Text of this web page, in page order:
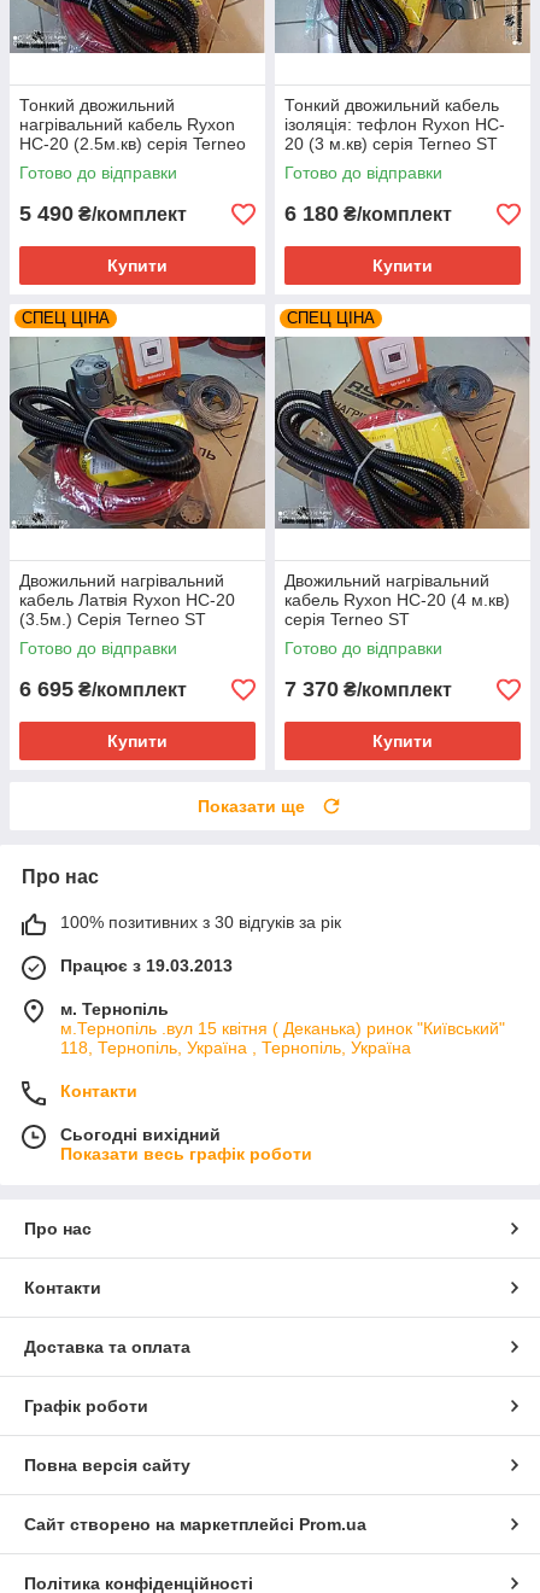
Тонкий двожильний
нагрівальний кабель Ryxon
HC-20 (2.5м.кв) серія Terneo
ST
Готово до відправки
5 490 ₴/комплект
Купити
Тонкий двожильний кабель
ізоляція: тефлон Ryxon HC-
20 (3 м.кв) серія Terneo ST
Готово до відправки
6 180 ₴/комплект
Купити
СПЕЦ ЦІНА
Двожильний нагрівальний
кабель Латвія Ryxon HC-20
(3.5м.) Серія Terneo ST
Готово до відправки
6 695 ₴/комплект
Купити
СПЕЦ ЦІНА
Двожильний нагрівальний
кабель Ryxon HC-20 (4 м.кв)
серія Terneo ST
Готово до відправки
7 370 ₴/комплект
Купити
Показати ще
Про нас
100% позитивних з 30 відгуків за рік
Працює з 19.03.2013
м. Тернопіль
м.Тернопіль .вул 15 квітня ( Деканька) ринок "Київський"
118, Тернопіль, Україна , Тернопіль, Україна
Контакти
Сьогодні вихідний
Показати весь графік роботи
Про нас
Контакти
Доставка та оплата
Графік роботи
Повна версія сайту
Сайт створено на маркетплейсі Prom.ua
Політика конфіденційності